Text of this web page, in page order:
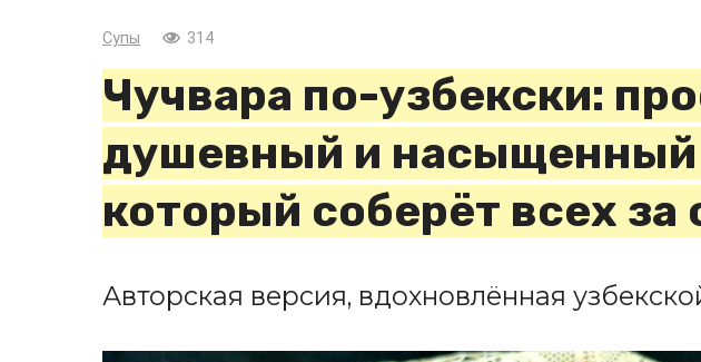
Супы 314
Чучвара по-узбекски:
душевный и насыщенный
который соберёт всех за
Авторская версия, вдохновлённая